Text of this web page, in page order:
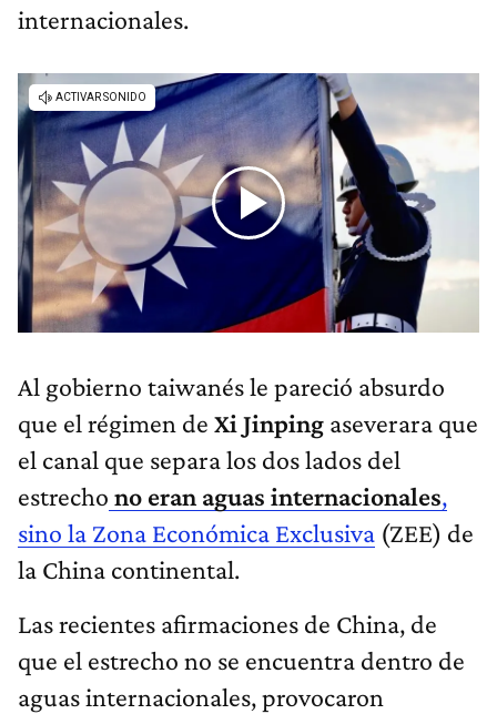
internacionales.
Al gobierno taiwanés le pareció absurdo
que el régimen de Xi Jinping aseverara que
el canal que separa los dos lados del
estrecho no eran aguas internacionales,
sino la Zona Económica Exclusiva (ZEE) de
la China continental.
Las recientes afirmaciones de China, de
que el estrecho no se encuentra dentro de
aguas internacionales, provocaron